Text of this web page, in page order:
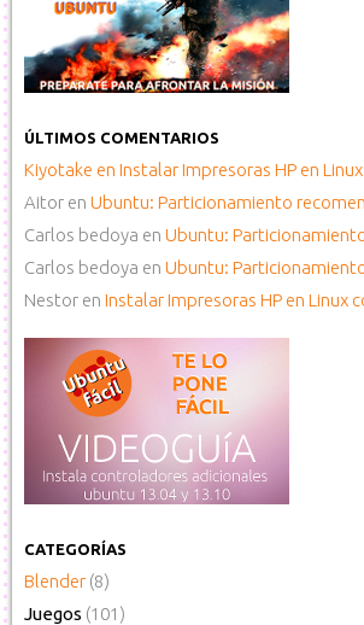
ÚLTIMOS COMENTARIOS
Kiyotake en Instalar Impresoras HP en Linux
Aitor en Ubuntu: Particionamiento
Carlos bedoya en Ubuntu:
Carlos bedoya en Ubuntu:
Nestor en Instalar Impresoras HP en Linux
CATEGORÍAS
Blender (8)
Juegos (101)